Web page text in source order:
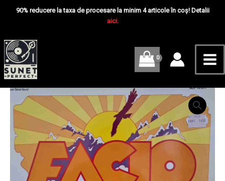
90% reducere la taxa de procesare la minim 4 articole în coș! Detalii
aici.
Cantitate
Facio
Santillan
Facio
Disc
VINIL
-